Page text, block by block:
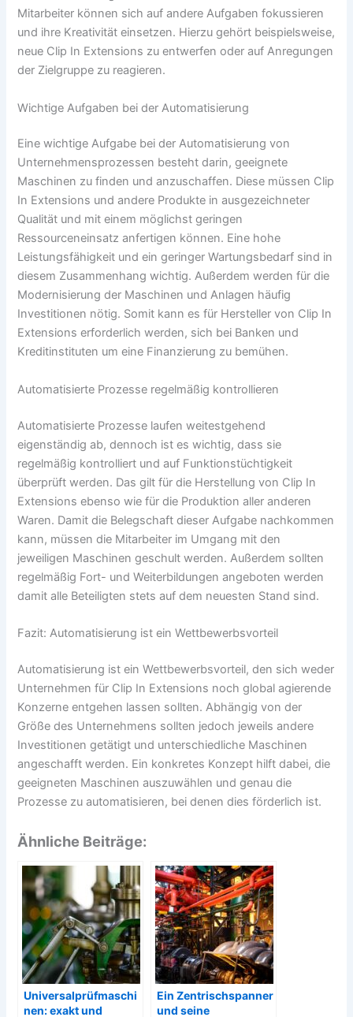
Mitarbeiter können sich auf andere Aufgaben fokussieren
und ihre Kreativität einsetzen. Hierzu gehört beispielsweise,
neue Clip In Extensions zu entwerfen oder auf Anregungen
der Zielgruppe zu reagieren.
Wichtige Aufgaben bei der Automatisierung
Eine wichtige Aufgabe bei der Automatisierung von
Unternehmensprozessen besteht darin, geeignete
Maschinen zu finden und anzuschaffen. Diese müssen Clip
In Extensions und andere Produkte in ausgezeichneter
Qualität und mit einem möglichst geringen
Ressourceneinsatz anfertigen können. Eine hohe
Leistungsfähigkeit und ein geringer Wartungsbedarf sind in
diesem Zusammenhang wichtig. Außerdem werden für die
Modernisierung der Maschinen und Anlagen häufig
Investitionen nötig. Somit kann es für Hersteller von Clip In
Extensions erforderlich werden, sich bei Banken und
Kreditinstituten um eine Finanzierung zu bemühen.
Automatisierte Prozesse regelmäßig kontrollieren
Automatisierte Prozesse laufen weitestgehend
eigenständig ab, dennoch ist es wichtig, dass sie
regelmäßig kontrolliert und auf Funktionstüchtigkeit
überprüft werden. Das gilt für die Herstellung von Clip In
Extensions ebenso wie für die Produktion aller anderen
Waren. Damit die Belegschaft dieser Aufgabe nachkommen
kann, müssen die Mitarbeiter im Umgang mit den
jeweiligen Maschinen geschult werden. Außerdem sollten
regelmäßig Fort- und Weiterbildungen angeboten werden
damit alle Beteiligten stets auf dem neuesten Stand sind.
Fazit: Automatisierung ist ein Wettbewerbsvorteil
Automatisierung ist ein Wettbewerbsvorteil, den sich weder
Unternehmen für Clip In Extensions noch global agierende
Konzerne entgehen lassen sollten. Abhängig von der
Größe des Unternehmens sollten jedoch jeweils andere
Investitionen getätigt und unterschiedliche Maschinen
angeschafft werden. Ein konkretes Konzept hilft dabei, die
geeigneten Maschinen auszuwählen und genau die
Prozesse zu automatisieren, bei denen dies förderlich ist.
Ähnliche Beiträge:
Universalprüfmaschi
nen: exakt und
Ein Zentrischspanner
und seine